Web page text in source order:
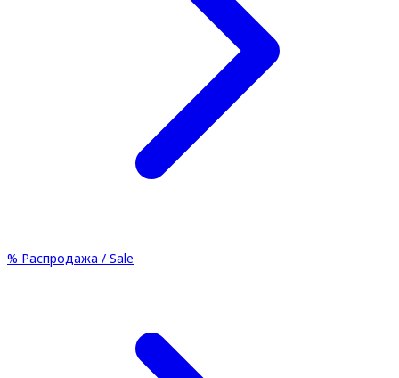
% Распродажа / Sale